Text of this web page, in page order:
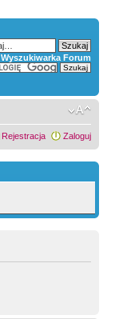
Wyszukiwarka Forum
Rejestracja Zaloguj